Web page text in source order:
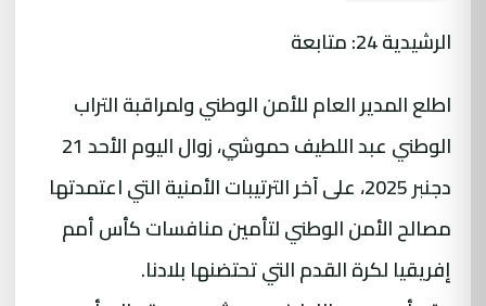
الرشيدية 24: متابعة
اطلع المدير العام للأمن الوطني ولمراقبة التراب
الوطني عبد اللطيف حموشي، زوال اليوم الأحد 21
دجنبر 2025، على آخر الترتيبات الأمنية التي اعتمدتها
مصالح الأمن الوطني لتأمين منافسات كأس أمم
إفريقيا لكرة القدم التي تحتضنها بلادنا.